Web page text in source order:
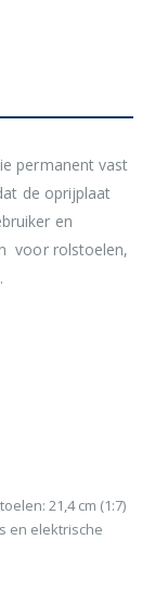
permanent vast
de oprijplaat
en
voor rolstoelen,
.
21,4 cm (1:7)
en elektrische